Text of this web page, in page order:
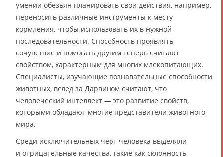
умении обезьян планировать свои действия, например,
переносить различные инструменты к месту
кормления, чтобы использовать их в нужной
последовательности. Способность проявлять
сочувствие и помогать другим теперь считают
свойством, характерным для многих млекопитающих.
Специалисты, изучающие познавательные способности
животных, вслед за Дарвином считают, что
человеческий интеллект — это развитие свойств,
которыми обладают многие представители животного
мира.
Среди исключительных черт человека выделяли
и отрицательные качества, такие как склонность